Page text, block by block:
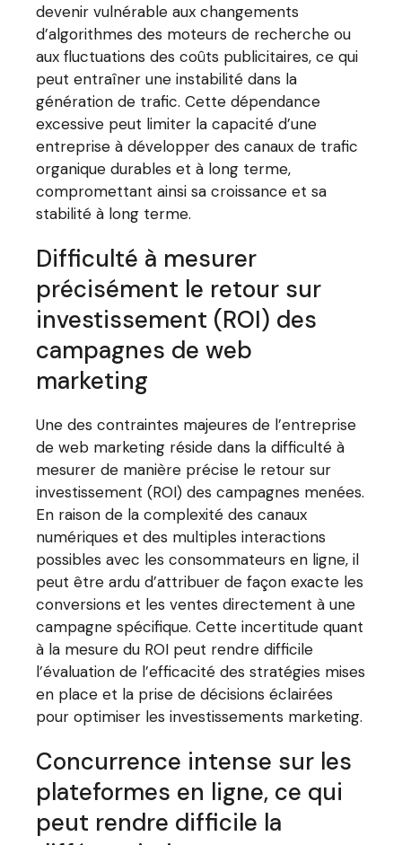
devenir vulnérable aux changements
d’algorithmes des moteurs de recherche ou
aux fluctuations des coûts publicitaires, ce qui
peut entraîner une instabilité dans la
génération de trafic. Cette dépendance
excessive peut limiter la capacité d’une
entreprise à développer des canaux de trafic
organique durables et à long terme,
compromettant ainsi sa croissance et sa
stabilité à long terme.
Difficulté à mesurer
précisément le retour sur
investissement (ROI) des
campagnes de web
marketing
Une des contraintes majeures de l’entreprise
de web marketing réside dans la difficulté à
mesurer de manière précise le retour sur
investissement (ROI) des campagnes menées.
En raison de la complexité des canaux
numériques et des multiples interactions
possibles avec les consommateurs en ligne, il
peut être ardu d’attribuer de façon exacte les
conversions et les ventes directement à une
campagne spécifique. Cette incertitude quant
à la mesure du ROI peut rendre difficile
l’évaluation de l’efficacité des stratégies mises
en place et la prise de décisions éclairées
pour optimiser les investissements marketing.
Concurrence intense sur les
plateformes en ligne, ce qui
peut rendre difficile la